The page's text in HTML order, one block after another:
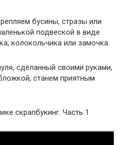
бусины, стразы или
подвеской в виде
колокольчика или замочка.
сделанный своими руками,
станем приятным
скрапбукинг. Часть 1